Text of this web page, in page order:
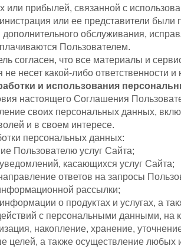
или прибылей, связанной с
или ее представители были
дополнительного обслуживания,
Пользователем.
согласен, что все материалы и
несет какой-либо ответственности
и использования
настоящего Соглашения
своих персональных данных,
и в своем интересе.
персональных данных:
Пользователю услуг Сайта;
касающихся услуг Сайта;
ответов на запросы
рассылки;
о продуктах и услугах, а
с персональными данными, на
накопление, хранение,
целей, а также осуществление любых